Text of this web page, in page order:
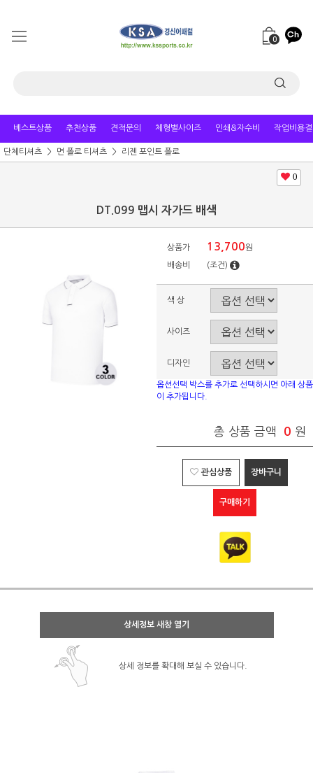
0
베스트상품 추천상품 견적문의 체형별사이즈 인쇄&자수비 작업비용
단체티셔츠 면 폴로 티셔츠 리젠 포인트 폴로
0
DT.099 맵시 자가드 배색
상품가 13,700원
배송비 (조건)
색 상
사이즈
디자인
옵션선택 박스를 추가로 선택하시면 아래 상품
이 추가됩니다.
총 상품 금액 0 원
관심상품 장바구니
구매하기
상세정보 새창 열기
상세 정보를 확대해 보실 수 있습니다.